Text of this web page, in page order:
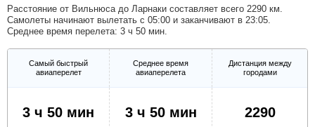
Расстояние от Вильнюса до Ларнаки составляет всего 2290 км.
Самолеты начинают вылетать с 05:00 и заканчивают в 23:05.
Среднее время перелета: 3 ч 50 мин.
Самый быстрый
авиаперелет
Среднее время
авиаперелета
Дистанция между
городами
3 ч 50 мин 3 ч 50 мин 2290